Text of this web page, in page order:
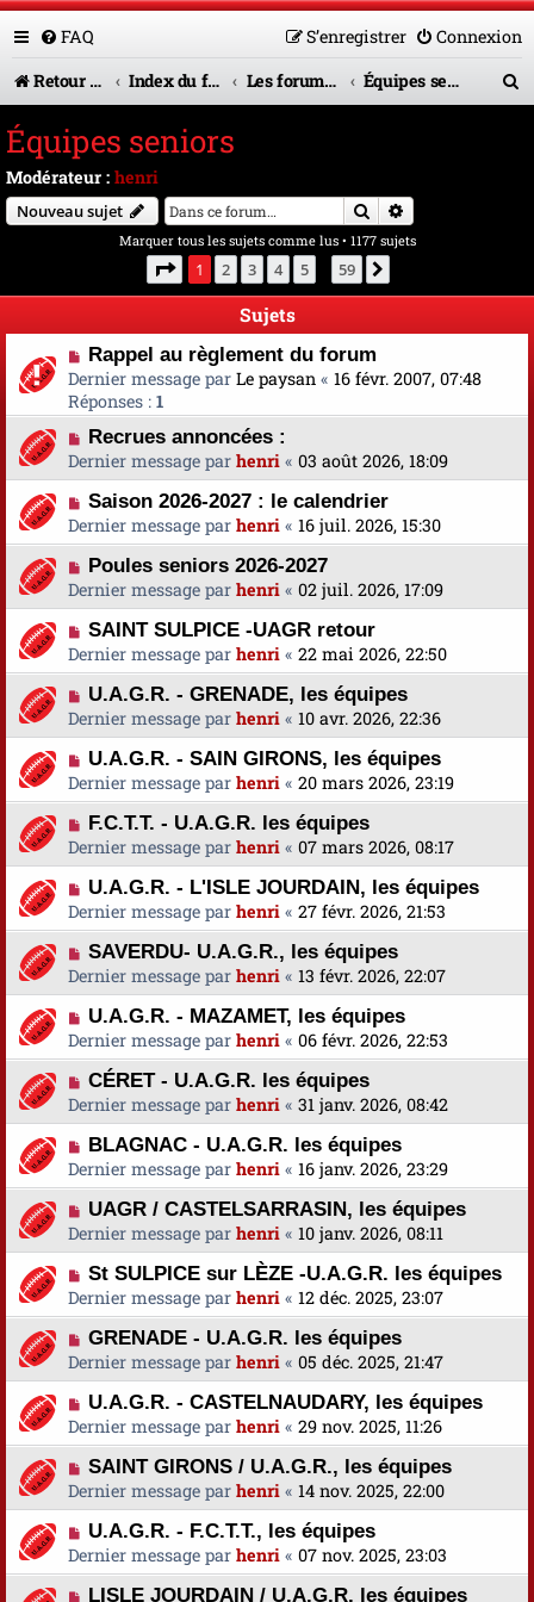
FAQ Connexion
S’enregistrer
Retour vers le site U.A.G.R.
Index du forum Les forums en service Équipes seniors
c
h
r
Équipes seniors
Modérateur : henri
Nouveau sujet Rechercher
Marquer tous les sujets comme lus• 1177 sujets
Page 1sur59
1 2 3 4 5 59
Sujets
Rappel au règlement du forum
Dernier message par Le paysan « 16 févr. 2007, 07:48
Réponses : 1
Recrues annoncées :
Dernier message par henri « 03 août 2026, 18:09
Saison 2026-2027 : le calendrier
Dernier message par henri « 16 juil. 2026, 15:30
Poules seniors 2026-2027
Dernier message par henri « 02 juil. 2026, 17:09
SAINT SULPICE -UAGR retour
Dernier message par henri « 22 mai 2026, 22:50
U.A.G.R. - GRENADE, les équipes
Dernier message par henri « 10 avr. 2026, 22:36
U.A.G.R. - SAIN GIRONS, les équipes
Dernier message par henri « 20 mars 2026, 23:19
F.C.T.T. - U.A.G.R. les équipes
Dernier message par henri « 07 mars 2026, 08:17
U.A.G.R. - L'ISLE JOURDAIN, les équipes
Dernier message par henri « 27 févr. 2026, 21:53
SAVERDU- U.A.G.R., les équipes
Dernier message par henri « 13 févr. 2026, 22:07
U.A.G.R. - MAZAMET, les équipes
Dernier message par henri « 06 févr. 2026, 22:53
CÉRET - U.A.G.R. les équipes
Dernier message par henri « 31 janv. 2026, 08:42
BLAGNAC - U.A.G.R. les équipes
Dernier message par henri « 16 janv. 2026, 23:29
UAGR / CASTELSARRASIN, les équipes
Dernier message par henri « 10 janv. 2026, 08:11
St SULPICE sur LÈZE -U.A.G.R. les équipes
Dernier message par henri « 12 déc. 2025, 23:07
GRENADE - U.A.G.R. les équipes
Dernier message par henri « 05 déc. 2025, 21:47
U.A.G.R. - CASTELNAUDARY, les équipes
Dernier message par henri « 29 nov. 2025, 11:26
SAINT GIRONS / U.A.G.R., les équipes
Dernier message par henri « 14 nov. 2025, 22:00
U.A.G.R. - F.C.T.T., les équipes
Dernier message par henri « 07 nov. 2025, 23:03
LISLE JOURDAIN / U.A.G.R. les équipes